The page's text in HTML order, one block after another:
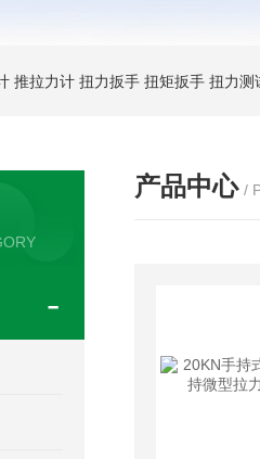
推拉力计 扭力扳手 扭矩扳手 扭力测
产品中心 /